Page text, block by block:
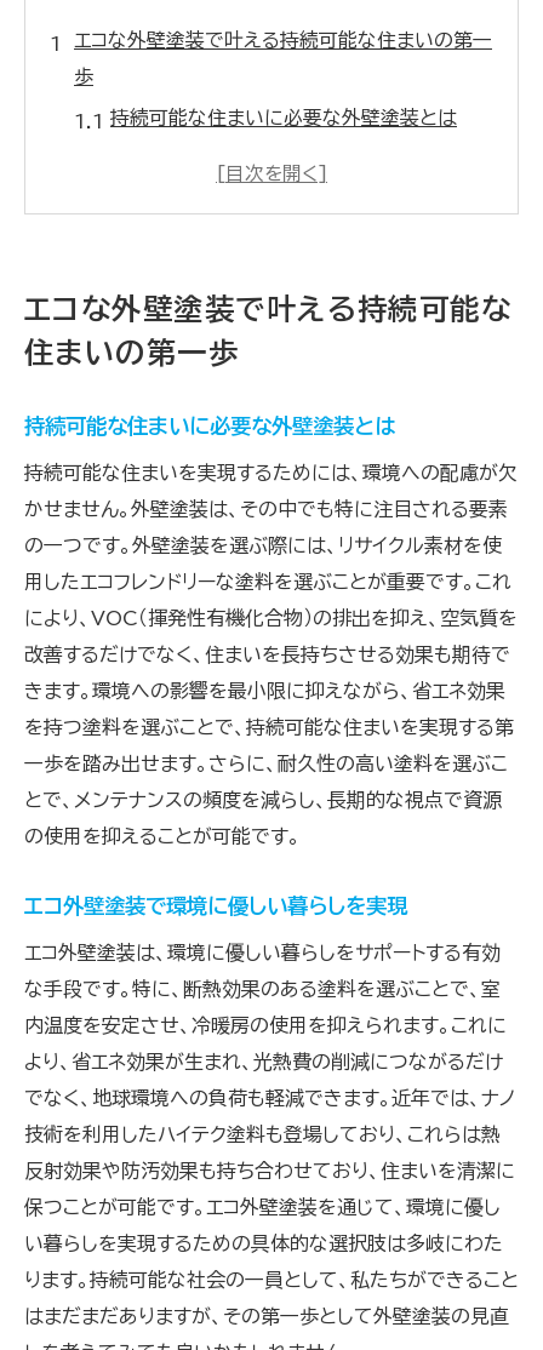
エコな外壁塗装で叶える持続可能な住まいの第一
歩
持続可能な住まいに必要な外壁塗装とは
エコ外壁塗装で環境に優しい暮らしを実現
持続可能な住まいのための外壁塗装の重要
性
省エネ生活を叶える外壁塗装のメリット
環境に配慮した外壁塗装でエコライフを送る
外壁塗装によるエネルギー効率の向上方法
エコ外壁塗装がもたらす省エネ効果とは
持続可能なエコ生活を支える外壁塗装選び
外壁塗装選びのポイントエコにこだわる理由とは
エコにこだわる外壁塗装選びのポイント
環境に優しい外壁塗装の選び方とその特徴
エコ外壁塗装を選ぶ際の重要なチェックポイ
ント
外壁塗装のエコの観点から見る選び方のヒン
エコ外壁塗装のメリットと選定基準
VOCを抑えた外壁塗装がもたらす空気質改善の
秘密
VOCを抑える外壁塗装の重要性と効果
空気質を改善するエコ外壁塗装の選び方
VOCが少ない外壁塗装が環境に与える影響
外壁塗装による空気質の向上とそのメリット
環境に優しい外壁塗装で空気質を守る
エコな外壁塗装で叶える持続可能な
住まいの第一歩
持続可能な住まいに必要な外壁塗装とは
持続可能な住まいを実現するためには、環境への配慮が欠
かせません。外壁塗装は、その中でも特に注目される要素
の一つです。外壁塗装を選ぶ際には、リサイクル素材を使
用したエコフレンドリーな塗料を選ぶことが重要です。これ
により、VOC（揮発性有機化合物）の排出を抑え、空気質を
改善するだけでなく、住まいを長持ちさせる効果も期待で
きます。環境への影響を最小限に抑えながら、省エネ効果
を持つ塗料を選ぶことで、持続可能な住まいを実現する第
一歩を踏み出せます。さらに、耐久性の高い塗料を選ぶこ
とで、メンテナンスの頻度を減らし、長期的な視点で資源
の使用を抑えることが可能です。
エコ外壁塗装で環境に優しい暮らしを実現
エコ外壁塗装は、環境に優しい暮らしをサポートする有効
な手段です。特に、断熱効果のある塗料を選ぶことで、室
内温度を安定させ、冷暖房の使用を抑えられます。これに
より、省エネ効果が生まれ、光熱費の削減につながるだけ
でなく、地球環境への負荷も軽減できます。近年では、ナノ
技術を利用したハイテク塗料も登場しており、これらは熱
反射効果や防汚効果も持ち合わせており、住まいを清潔に
保つことが可能です。エコ外壁塗装を通じて、環境に優し
い暮らしを実現するための具体的な選択肢は多岐にわた
ります。持続可能な社会の一員として、私たちができること
はまだまだありますが、その第一歩として外壁塗装の見直